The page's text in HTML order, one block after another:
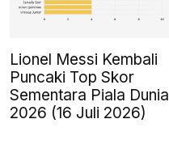
Lionel Messi Kembali
Puncaki Top Skor
Sementara Piala Dunia
2026 (16 Juli 2026)